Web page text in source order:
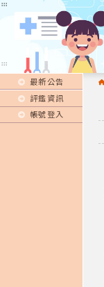
:::
:::
最新公告
評鑑資訊
帳號登入
:::